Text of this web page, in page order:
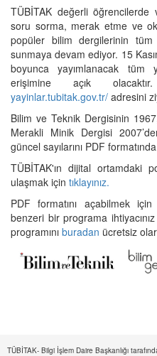
TÜBİTAK değerli öğrencilerde
soru sorma, merak etme ve
popüler bilim dergilerinin tüm
sunmaya devam ediyor. 15
boyunca yayımlanacak tüm
erişimine açık
yayinlar.tubitak.gov.tr/ adresini
Bilim ve Teknik Dergisinin
Merakli Minik Dergisi
güncel sayılarını PDF
TÜBİTAK'ın dijital ortamdaki
ulaşmak için tıklayınız.
PDF formatını açabilmek
benzeri bir programa
programını buradan ücretsiz
TÜBİTAK- Bilgi İşlem Daire Başkanlığı